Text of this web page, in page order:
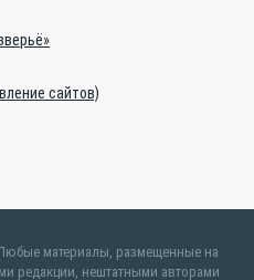
сайтов)
материалы, размещенные на
редакции, нештатными авторами